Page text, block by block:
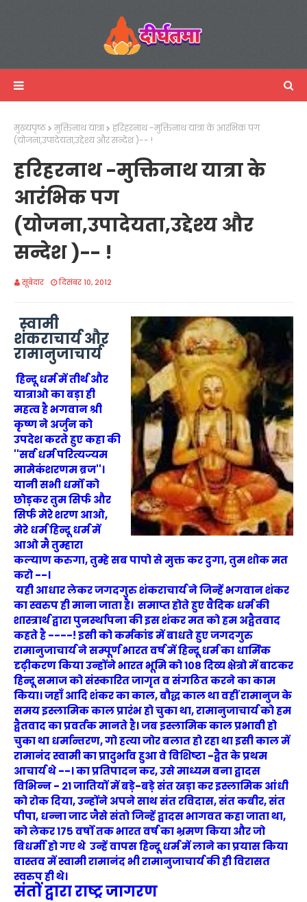
मुख्यपृष्ठ मुक्तिनाथ यात्रा
हरिहरनाथ -मुक्तिनाथ यात्रा के आरंभिक पग
(योजना,उपादेयता,उद्देश्य और सन्देश )-- !
हरिहरनाथ -मुक्तिनाथ यात्रा के
आरंभिक पग
(योजना,उपादेयता,उद्देश्य और
सन्देश )-- !
सूबेदार दिसंबर 10, 2012
स्वामी
शंकराचार्य और
रामानुजाचार्य
हिन्दू धर्म में तीर्थ और
यात्राओ का बड़ा ही
महत्व है भगवान श्री
कृष्ण ने अर्जुन को
उपदेश करते हुए कहा की
''सर्व धर्म परित्यज्यम
मामेकंशरणम ब्रज''।
यानी सभी धर्मो को
छोड़कर तुम सिर्फ और
सिर्फ मेरे शरण आओ,
मेरे धर्म हिन्दू धर्म में
आओ मै तुम्हारा
कल्याण करुगा, तुम्हे सब पापो से मुक्त कर दुगा, तुम शोक मत
करो --।
यही आधार लेकर जगदगुरु शंकराचार्य ने जिन्हें भगवान शंकर
का स्वरुप ही माना जाता है। समाप्त होते हुए वैदिक धर्म की
शास्त्रार्थ द्वारा पुनर्स्थापना की इस शंकर मत को हम अद्वैतवाद
कहते है ----! इसी को कर्मकांड में बाधते हुए जगदगुरु
रामानुजाचार्य ने सम्पूर्ण भारत वर्ष में हिन्दू धर्म का धार्मिक
दृढ़ीकरण किया उन्होंने भारत भूमि को १०८ दिव्य क्षेत्रो में बाटकर
हिन्दू समाज को संस्कारित जागृत व संगठित करने का काम
किया। जहाँ आदि शंकर का काल, बौद्ध काल था वहीं रामानुज के
समय इस्लामिक काल प्रारंभ हो चुका था, रामानुजाचार्य को हम
द्वैतवाद का प्रवर्तक मानते है। जब इस्लामिक काल प्रभावी हो
चुका था धर्मान्तरण, गो हत्या जोर बलात हो रहा था इसी काल में
रामानंद स्वामी का प्रादुर्भाव हुआ वे विशिष्टा -द्वैत के प्रथम
आचार्य थे --। का प्रतिपादन कर, उसे माध्यम बना द्वादस
विभिन्न - २१ जातियों में बड़े-बड़े संत खड़ा कर इस्लामिक आंधी
को रोक दिया, उन्होंने अपने साथ संत रविदास, संत कबीर, संत
पीपा, धन्ना जाट जैसे संतो जिन्हें द्वादस भागवत कहा जाता था,
को लेकर १७५ वर्षो तक भारत वर्ष का भ्रमण किया और जो
बिधर्मी हो गए थे उन्हें वापस हिन्दू धर्म में लाने का प्रयास किया
वास्तव में स्वामी रामानंद भी रामानुजाचार्य की ही विरासत
स्वरुप ही थे।
संतों द्वारा राष्ट्र जागरण